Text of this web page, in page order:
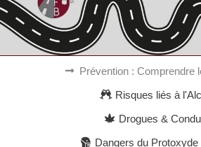
Prévention : Comprendre
Risques liés à
Drogues &
Dangers du